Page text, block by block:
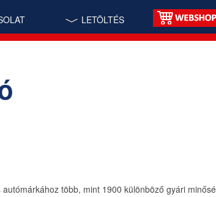
LETÖLTÉS
több, mint 1900 különböző gyári